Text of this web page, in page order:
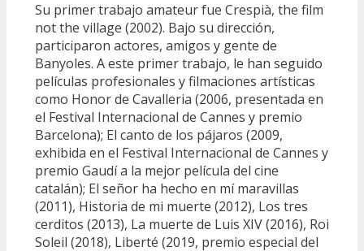
Su primer trabajo amateur fue Crespià, the film
not the village (2002). Bajo su dirección,
participaron actores, amigos y gente de
Banyoles. A este primer trabajo, le han seguido
películas profesionales y filmaciones artísticas
como Honor de Cavalleria (2006, presentada en
el Festival Internacional de Cannes y premio
Barcelona); El canto de los pájaros (2009,
exhibida en el Festival Internacional de Cannes y
premio Gaudí a la mejor película del cine
catalán); El señor ha hecho en mí maravillas
(2011), Historia de mi muerte (2012), Los tres
cerditos (2013), La muerte de Luis XIV (2016), Roi
Soleil (2018), Liberté (2019, premio especial del